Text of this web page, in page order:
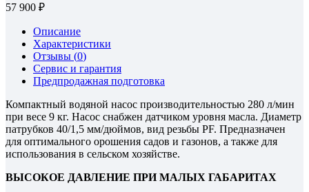
57 900
Описание
Характеристики
Отзывы (0)
Сервис и гарантия
Предпродажная подготовка
Компактный водяной насос производительностью 280 л/мин
при весе 9 кг. Насос снабжен датчиком уровня масла. Диаметр
патрубков 40/1,5 мм/дюймов, вид резьбы PF. Предназначен
для оптимального орошения садов и газонов, а также для
использования в сельском хозяйстве.
ВЫСОКОЕ ДАВЛЕНИЕ ПРИ МАЛЫХ ГАБАРИТАХ